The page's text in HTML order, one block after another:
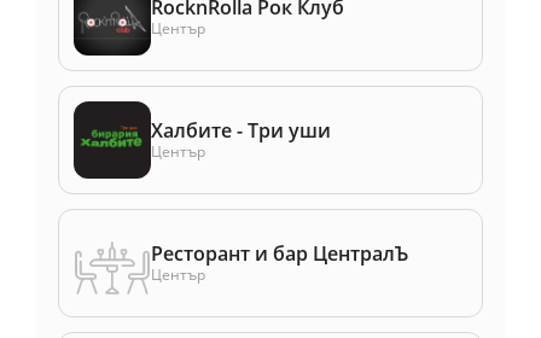
RocknRolla Рок Клуб
Център
Халбите - Три уши
Център
Ресторант и бар ЦентралЪ
Център